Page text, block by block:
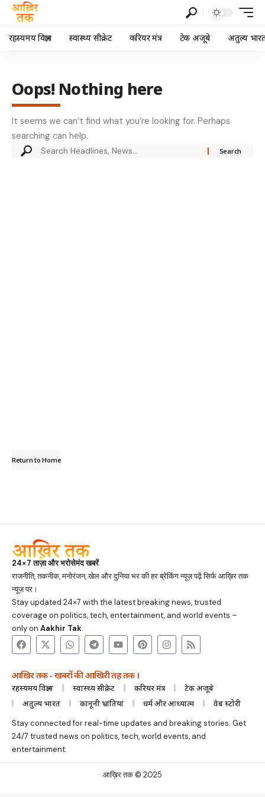
रहस्यमय विज्ञान स्वास्थ्य सीक्रेट करियर मंत्र टेक अजूबे अतुल्य
Oops! Nothing here
It seems we can’t find what you’re looking for. Perhaps
searching can help.
Return to Home
24×7 ताज़ा और भरोसेमंद खबरें
राजनीति, तकनीक, मनोरंजन, खेल और दुनिया भर की हर ब्रेकिंग न्यूज़ पढ़ें सिर्फ आख़िर तक
न्यूज़ पर।
Stay updated 24×7 with the latest breaking news, trusted
coverage on politics, tech, entertainment, and world events –
only on Aakhir Tak.
आख़िर तक - खबरों की आखिरी तह तक ।
रहस्यमय विज्ञान स्वास्थ्य सीक्रेट करियर मंत्र
टेक अजूबे
अतुल्य भारत
कानूनी भ्रांतियां धर्म और आध्यात्म वेब स्टोरी
Stay connected for real-time updates and breaking stories. Get
24/7 trusted news on politics, tech, world events, and
entertainment.
आख़िर तक © 2025